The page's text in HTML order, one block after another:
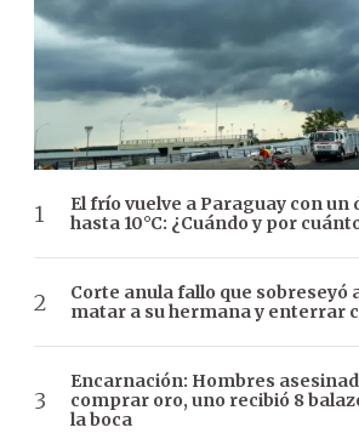
El frío vuelve a Paraguay con un
hasta 10°C: ¿Cuándo y por
Corte anula fallo que sobreseyó
matar a su hermana y enterrar
Encarnación: Hombres
comprar oro, uno recibió 8
la boca